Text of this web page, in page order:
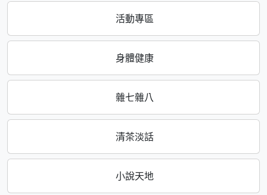
活動專區
身體健康
雜七雜八
清茶淡話
小說天地